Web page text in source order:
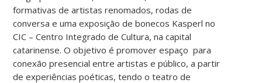
formativas de artistas renomados, rodas de
conversa e uma exposição de bonecos Kasperl no
CIC – Centro Integrado de Cultura, na capital
catarinense. O objetivo é promover espaço para
conexão presencial entre artistas e público, a partir
de experiências poéticas, tendo o teatro de